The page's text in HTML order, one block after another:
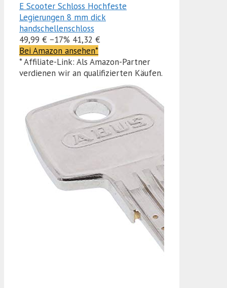
E Scooter Schloss Hochfeste
Legierungen 8 mm dick
handschellenschloss
49,99 € −17% 41,32 €
Bei Amazon ansehen*
* Affiliate-Link: Als Amazon-Partner
verdienen wir an qualifizierten Käufen.